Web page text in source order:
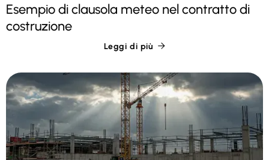
Esempio di clausola meteo nel contratto di
costruzione
Leggi di più 